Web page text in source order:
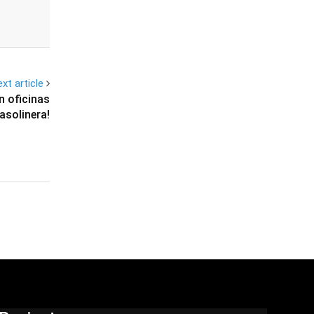
article
oficinas